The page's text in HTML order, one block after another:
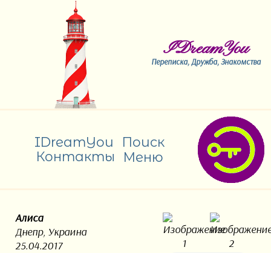
IDreamYou
Переписка, Дружба, Знакомства
IDreamYou
Поиск
Контакты
Меню
Алиса
Днепр, Украина
25.04.2017